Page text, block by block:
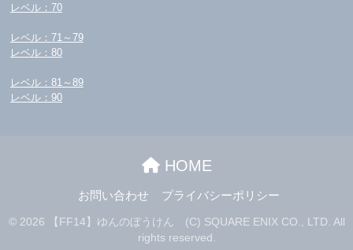
レベル：70
レベル：71～79
レベル：80
レベル：81～89
レベル：90
HOME
お問い合わせ プライバシーポリシー
© 2026 【FF14】ゆんのぼうけん (C) SQUARE ENIX CO., LTD. All
rights reserved.